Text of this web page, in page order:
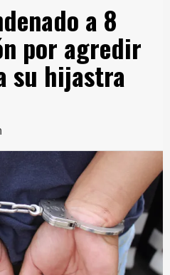
a 8
por agredir
su hijastra